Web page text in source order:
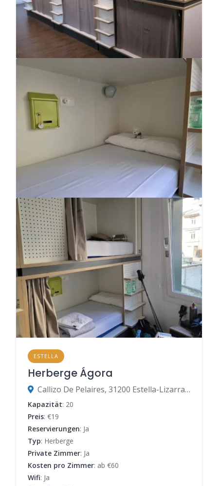
ESTELLA
Herberge Ágora
Callizo De Pelaires, 31200 Estella-Lizarra, Navarra, Spanien
Kapazität: 20
Preis: €19
Reservierungen: Ja
Typ: Herberge
Private Zimmer: Ja
Kosten pro Zimmer: ab €60
Wifi: Ja